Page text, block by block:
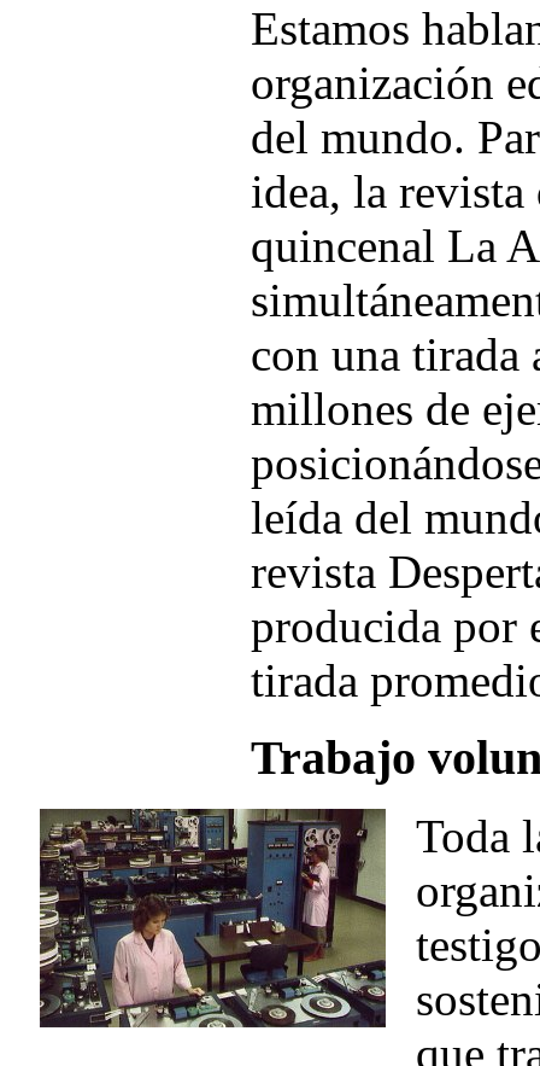
Estamos
organización
del mundo.
idea, la
quincenal La
con una tirada
millones de
leída del
revista
producida por
tirada
Trabajo
Toda
que